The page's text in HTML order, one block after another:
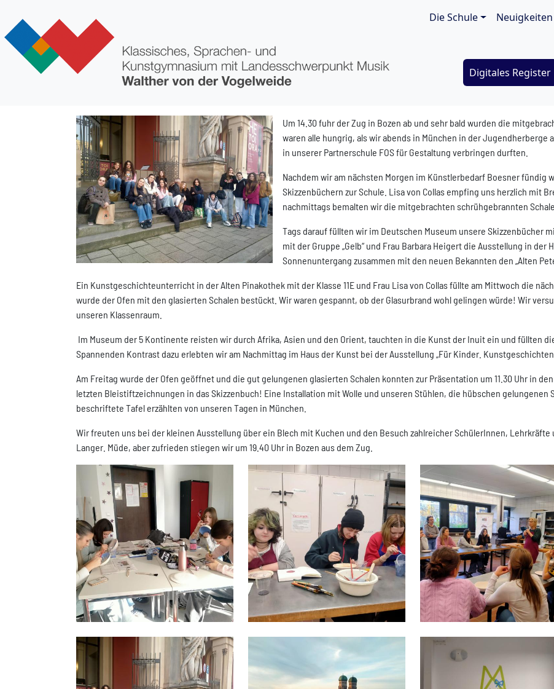
Main
Die Schule Neuigkeiten
Digitales Register
Bild
Um 14.30 fuhr der Zug in Bozen ab und sehr bald wurden die
waren alle hungrig, als wir abends in München in der Jugendherberge
in unserer Partnerschule FOS für Gestaltung verbringen durften.
Nachdem wir am nächsten Morgen im Künstlerbedarf Boesner fündig
Skizzenbüchern zur Schule. Lisa von Collas empfing uns herzlich mit
nachmittags bemalten wir die mitgebrachten schrühgebrannten
Tags darauf füllten wir im Deutschen Museum unsere Skizzenbücher
mit der Gruppe „Gelb“ und Frau Barbara Heigert die Ausstellung in
Sonnenuntergang zusammen mit den neuen Bekannten den „Alten
Ein Kunstgeschichteunterricht in der Alten Pinakothek mit der Klasse 11E und Frau Lisa von Collas füllte am Mittwoch die
wurde der Ofen mit den glasierten Schalen bestückt. Wir waren gespannt, ob der Glasurbrand wohl gelingen würde! Wir
unseren Klassenraum.
Im Museum der 5 Kontinente reisten wir durch Afrika, Asien und den Orient, tauchten in die Kunst der Inuit ein und füllten
Spannenden Kontrast dazu erlebten wir am Nachmittag im Haus der Kunst bei der Ausstellung „Für Kinder. Kunstgeschichten
Am Freitag wurde der Ofen geöffnet und die gut gelungenen glasierten Schalen konnten zur Präsentation um 11.30 Uhr in
letzten Bleistiftzeichnungen in das Skizzenbuch! Eine Installation mit Wolle und unseren Stühlen, die hübschen gelungenen
beschriftete Tafel erzählten von unseren Tagen in München.
Wir freuten uns bei der kleinen Ausstellung über ein Blech mit Kuchen und den Besuch zahlreicher SchülerInnen,
Langer. Müde, aber zufrieden stiegen wir um 19.40 Uhr in Bozen aus dem Zug.